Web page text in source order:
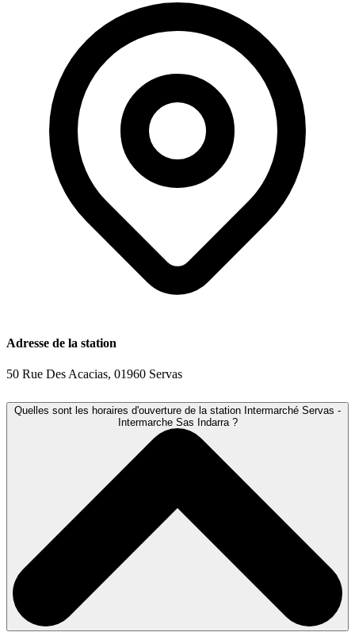
Adresse de la station
50 Rue Des Acacias, 01960 Servas
Quelles sont les horaires d'ouverture de la station Intermarché Servas -
Intermarche Sas Indarra ?